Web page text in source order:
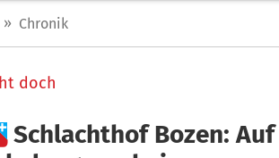
» Chronik
doch
Schlachthof Bozen: